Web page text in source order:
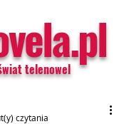
telenowel
czytania